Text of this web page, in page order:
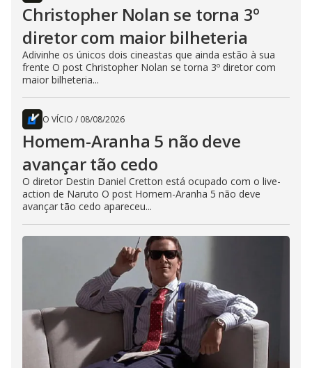
Christopher Nolan se torna 3º
diretor com maior bilheteria
Adivinhe os únicos dois cineastas que ainda estão à sua
frente O post Christopher Nolan se torna 3º diretor com
maior bilheteria...
O VÍCIO / 08/08/2026
Homem-Aranha 5 não deve
avançar tão cedo
O diretor Destin Daniel Cretton está ocupado com o live-
action de Naruto O post Homem-Aranha 5 não deve
avançar tão cedo apareceu...